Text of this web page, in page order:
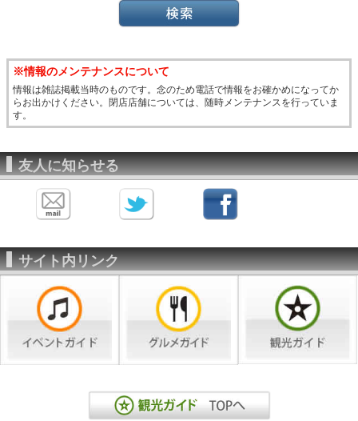
※情報のメンテナンスについて
情報は雑誌掲載当時のものです。念のため電話で情報をお確かめになってか
らお出かけください。閉店店舗については、随時メンテナンスを行っていま
す。
友人に知らせる
サイト内リンク